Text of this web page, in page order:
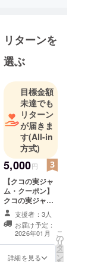
リターンを
選ぶ
目標金額
未達でも
リターン
が届きま
す(All-in
方式)
5,000円
【クコの実ジャ
ム・クーポン】
クコの実ジャ
ム・クーポン
（2000円分）１
枚を提供しま
す。 クコの実研
究所のEC販売サ
イトが開設
支援者：3人
お届け予定：
2026年01月
詳細を見る
こ
の
リ
タ
ー
ン